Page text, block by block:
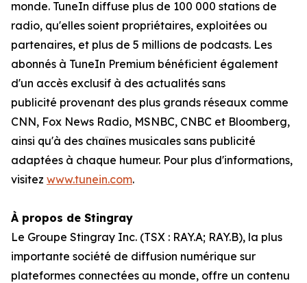
monde. TuneIn diffuse plus de 100 000 stations de
radio, qu'elles soient propriétaires, exploitées ou
partenaires, et plus de 5 millions de podcasts. Les
abonnés à TuneIn Premium bénéficient également
d'un accès exclusif à des actualités sans
publicité provenant des plus grands réseaux comme
CNN, Fox News Radio, MSNBC, CNBC et Bloomberg,
ainsi qu'à des chaînes musicales sans publicité
adaptées à chaque humeur. Pour plus d'informations,
visitez www.tunein.com.
À propos de Stingray
Le Groupe Stingray Inc. (TSX : RAY.A; RAY.B), la plus
importante société de diffusion numérique sur
plateformes connectées au monde, offre un contenu